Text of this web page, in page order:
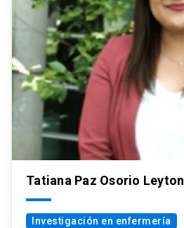
Tatiana Paz Osorio Leyton
Investigación en enfermería